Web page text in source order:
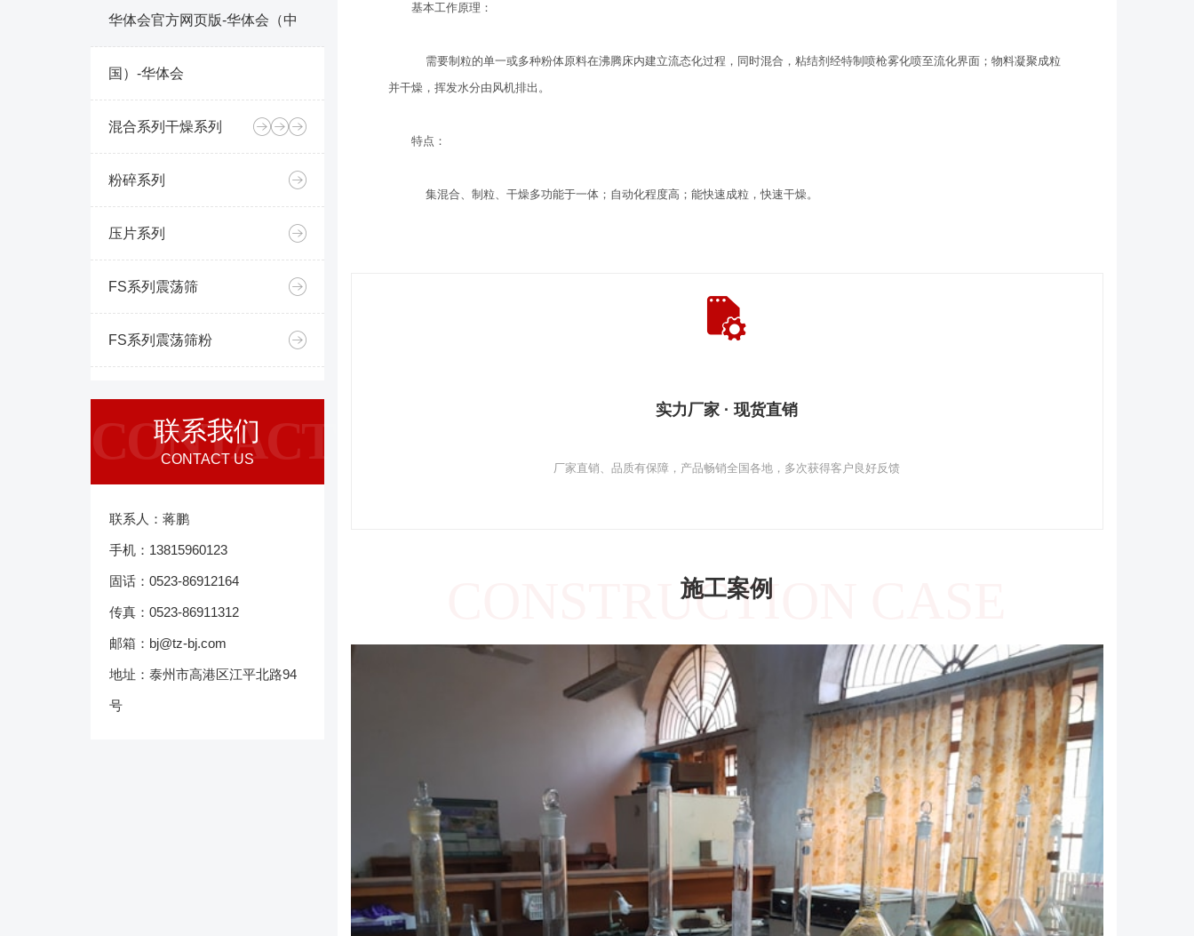
华体会官方网页版-华体会（中
国）-华体会
混合系列 干燥系列
粉碎系列
压片系列
FS系列震荡筛
FS系列震荡筛粉
联系我们
CONTACT US
CONTACT
联系人：蒋鹏
手机：13815960123
固话：0523-86912164
传真：0523-86911312
邮箱：bj@tz-bj.com
地址：泰州市高港区江平北路94
号
基本工作原理：
需要制粒的单一或多种粉体原料在沸腾床内建立流态化过程，同时混合，粘结剂经特制喷枪雾化喷至流化界面；物料凝聚成粒
并干燥，挥发水分由风机排出。
特点：
集混合、制粒、干燥多功能于一体；自动化程度高；能快速成粒，快速干燥。
实力厂家 · 现货直销
厂家直销、品质有保障，产品畅销全国各地，多次获得客户良好反馈
施工案例
CONSTRUCTION CASE